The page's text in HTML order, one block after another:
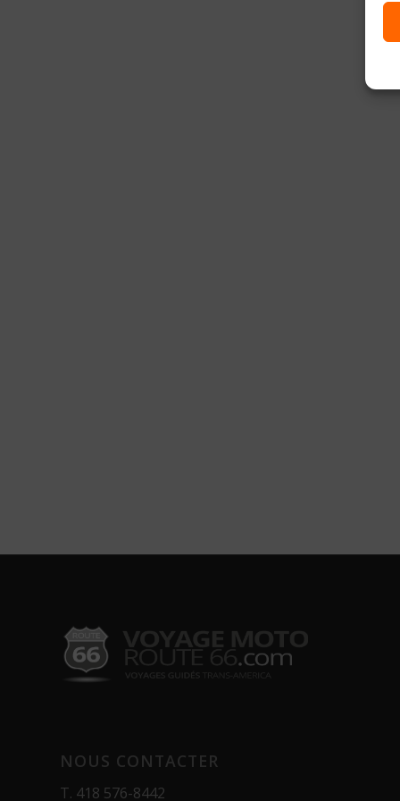
NOUS CONTACTER
T. 418 576-8442